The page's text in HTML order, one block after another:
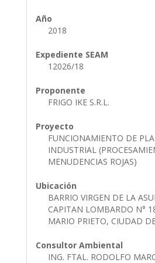
Año
2018
Expediente SEAM
12026/18
Proponente
FRIGO IKE S.R.L.
Proyecto
FUNCIONAMIENTO DE
INDUSTRIAL
MENUDENCIAS ROJAS)
Ubicación
BARRIO VIRGEN DE LA
CAPITAN LOMBARDO N°
MARIO PRIETO, CIUDAD
Consultor Ambiental
ING. FTAL. RODOLFO